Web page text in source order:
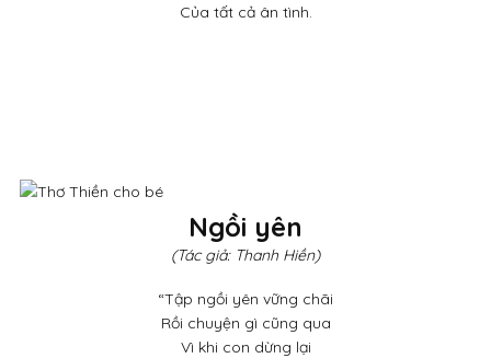
Của tất cả ân tình.
Ngồi yên
(Tác giả: Thanh Hiền)
“Tập ngồi yên vững chãi
Rồi chuyện gì cũng qua
Vì khi con dừng lại